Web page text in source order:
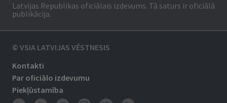
Latvijas Republikas oficiālais izdevums. Tā saturs ir oficiālā
publikācija.
© VSIA LATVIJAS VĒSTNESIS
Kontakti
Par oficiālo izdevumu
Piekļūstamība